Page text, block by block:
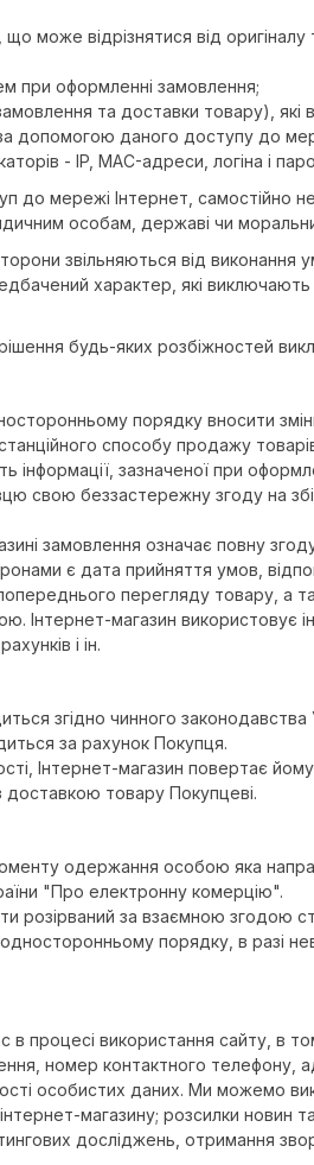
може відрізнятися від
при оформленні замовлення;
та доставки товару),
за допомогою даного доступу до
- IP, MAC-адреси, логіна і
мережі Інтернет, самостійно
особам, державі чи
звільняються від
характер, які
будь-яких розбіжностей
порядку вносити
способу продажу
інформації, зазначеної при
беззастережну згоду на
замовлення означає повну
є дата прийняття умов,
перегляду товару,
Інтернет-магазин
і ін.
згідно чинного законодавства
за рахунок Покупця.
Інтернет-магазин повертає
доставкою товару Покупцеві.
одержання особою яка
"Про електронну комерцію".
розірваний за взаємною
порядку, в разі
процесі використання сайту, в
номер контактного телефону,
особистих даних. Ми можемо
магазину; розсилки новин
досліджень, отримання